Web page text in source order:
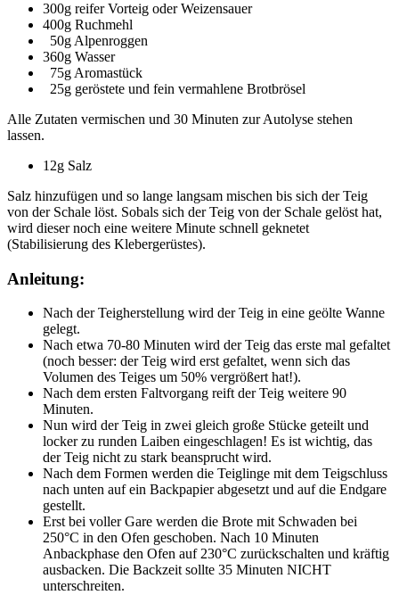
300g reifer Vorteig oder Weizensauer
400g Ruchmehl
50g Alpenroggen
360g Wasser
75g Aromastück
25g geröstete und fein vermahlene Brotbrösel
Alle Zutaten vermischen und 30 Minuten zur Autolyse stehen
lassen.
12g Salz
Salz hinzufügen und so lange langsam mischen bis sich der Teig
von der Schale löst. Sobals sich der Teig von der Schale gelöst hat,
wird dieser noch eine weitere Minute schnell geknetet
(Stabilisierung des Klebergerüstes).
Anleitung:
Nach der Teigherstellung wird der Teig in eine geölte Wanne
gelegt.
Nach etwa 70-80 Minuten wird der Teig das erste mal gefaltet
(noch besser: der Teig wird erst gefaltet, wenn sich das
Volumen des Teiges um 50% vergrößert hat!).
Nach dem ersten Faltvorgang reift der Teig weitere 90
Minuten.
Nun wird der Teig in zwei gleich große Stücke geteilt und
locker zu runden Laiben eingeschlagen! Es ist wichtig, das
der Teig nicht zu stark beansprucht wird.
Nach dem Formen werden die Teiglinge mit dem Teigschluss
nach unten auf ein Backpapier abgesetzt und auf die Endgare
gestellt.
Erst bei voller Gare werden die Brote mit Schwaden bei
250°C in den Ofen geschoben. Nach 10 Minuten
Anbackphase den Ofen auf 230°C zurückschalten und kräftig
ausbacken. Die Backzeit sollte 35 Minuten NICHT
unterschreiten.